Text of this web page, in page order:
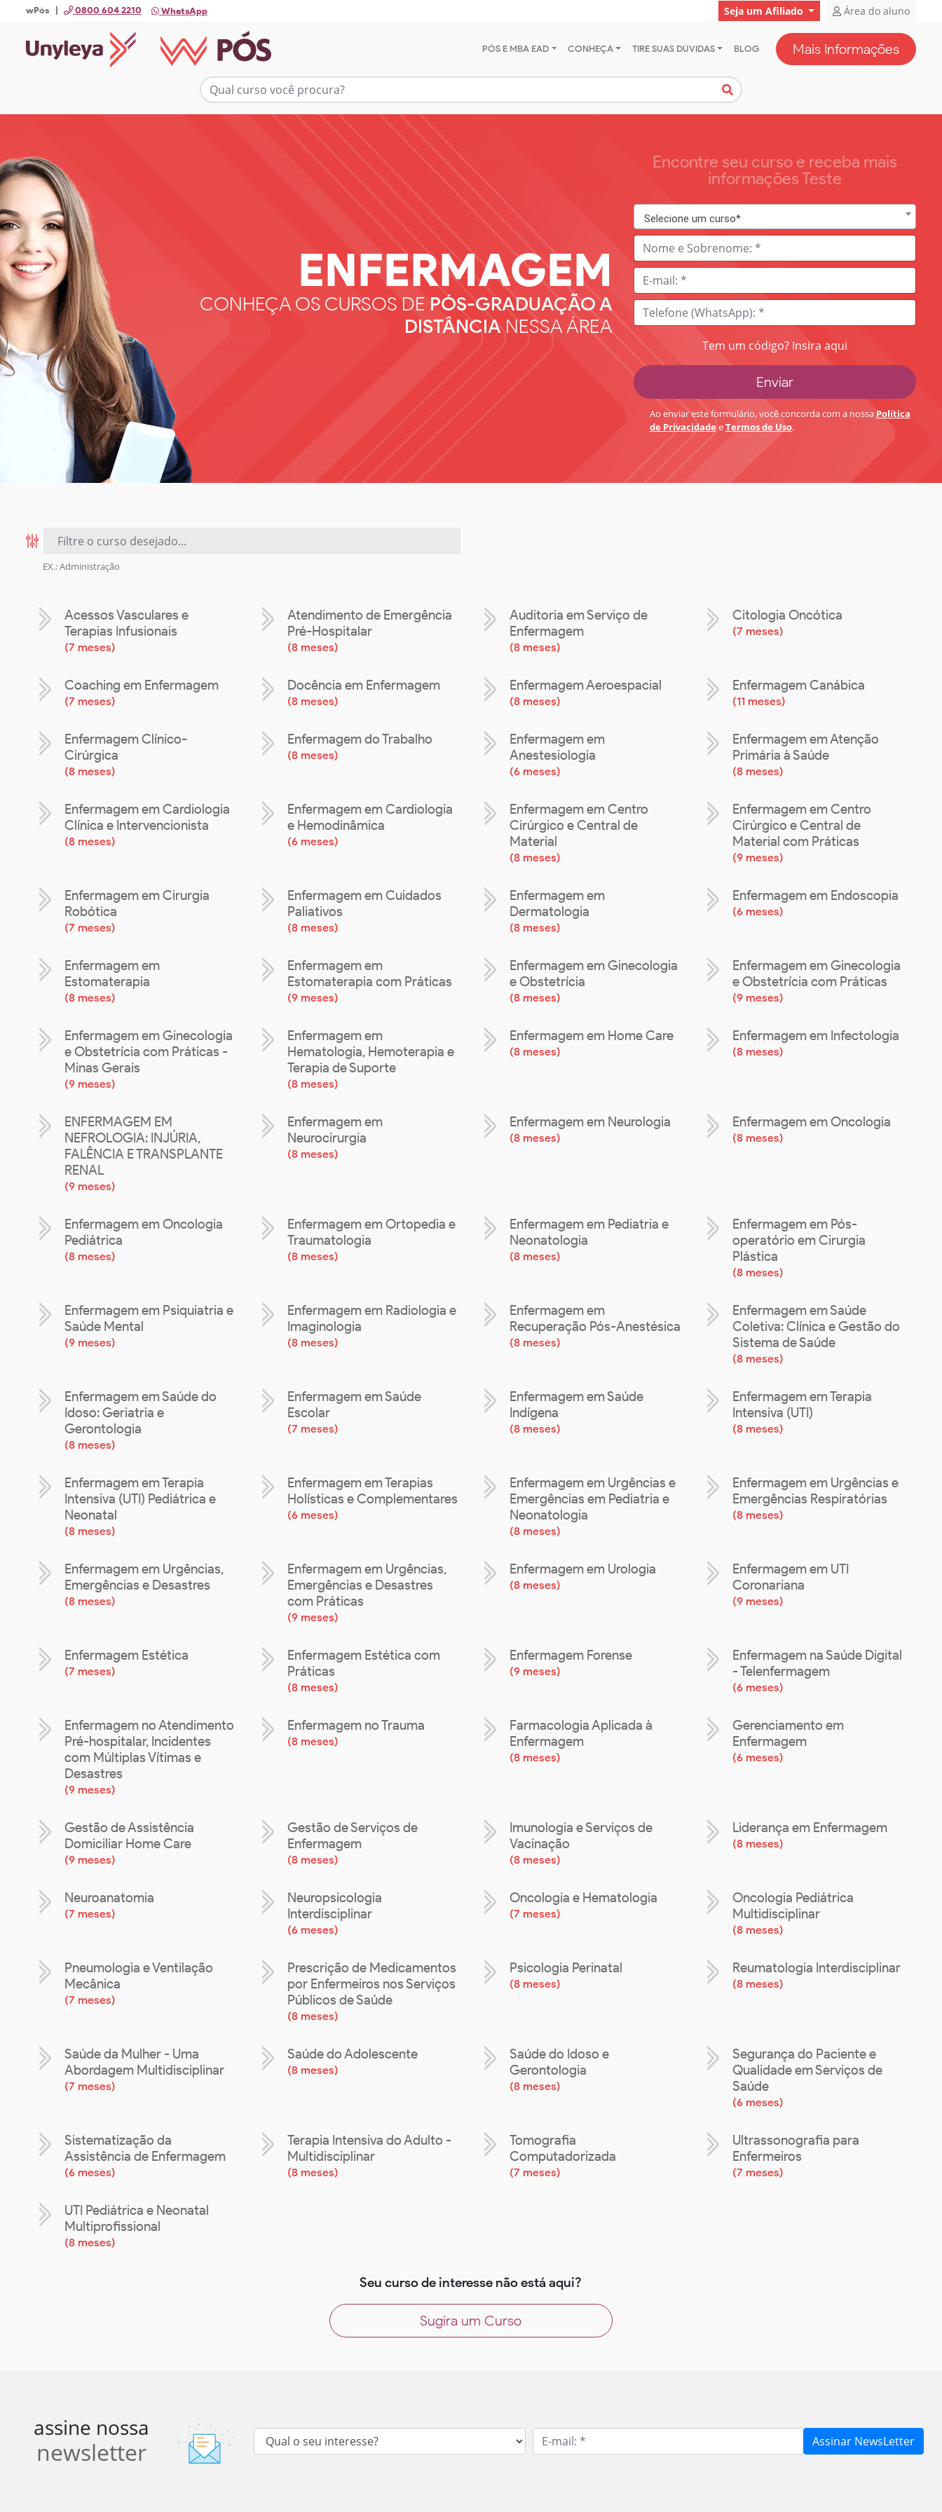
wPós | 0800 604 2210 WhatsApp Seja um Afiliado Área do aluno
PÓS E MBA EAD CONHEÇA TIRE SUAS DÚVIDAS BLOG Mais Informações
ENFERMAGEM
CONHEÇA OS CURSOS DE PÓS-GRADUAÇÃO A
DISTÂNCIANESSA ÁREA
Encontre seu curso e receba mais
informações Teste
Selecione um curso*
Tem um código? Insira aqui
Ao enviar este formulário, você concorda com a nossa Política
de Privacidade eTermos de Uso.
EX.: Administração
Acessos Vasculares e
Terapias Infusionais
(7 meses)
Atendimento de Emergência
Pré-Hospitalar
(8 meses)
Auditoria em Serviço de
Enfermagem
(8 meses)
Citologia Oncótica
(7 meses)
Coaching em Enfermagem
(7 meses)
Docência em Enfermagem
(8 meses)
Enfermagem Aeroespacial
(8 meses)
Enfermagem Canábica
(11 meses)
Enfermagem Clínico-
Cirúrgica
(8 meses)
Enfermagem do Trabalho
(8 meses)
Enfermagem em
Anestesiologia
(6 meses)
Enfermagem em Atenção
Primária à Saúde
(8 meses)
Enfermagem em Cardiologia
Clínica e Intervencionista
(8 meses)
Enfermagem em Cardiologia
e Hemodinâmica
(6 meses)
Enfermagem em Centro
Cirúrgico e Central de
Material
(8 meses)
Enfermagem em Centro
Cirúrgico e Central de
Material com Práticas
(9 meses)
Enfermagem em Cirurgia
Robótica
(7 meses)
Enfermagem em Cuidados
Paliativos
(8 meses)
Enfermagem em
Dermatologia
(8 meses)
Enfermagem em Endoscopia
(6 meses)
Enfermagem em
Estomaterapia
(8 meses)
Enfermagem em
Estomaterapia com Práticas
(9 meses)
Enfermagem em Ginecologia
e Obstetrícia
(8 meses)
Enfermagem em Ginecologia
e Obstetrícia com Práticas
(9 meses)
Enfermagem em Ginecologia
e Obstetrícia com Práticas -
Minas Gerais
(9 meses)
Enfermagem em
Hematologia, Hemoterapia e
Terapia de Suporte
(8 meses)
Enfermagem em Home Care
(8 meses)
Enfermagem em Infectologia
(8 meses)
ENFERMAGEM EM
NEFROLOGIA: INJÚRIA,
FALÊNCIA E TRANSPLANTE
RENAL
(9 meses)
Enfermagem em
Neurocirurgia
(8 meses)
Enfermagem em Neurologia
(8 meses)
Enfermagem em Oncologia
(8 meses)
Enfermagem em Oncologia
Pediátrica
(8 meses)
Enfermagem em Ortopedia e
Traumatologia
(8 meses)
Enfermagem em Pediatria e
Neonatologia
(8 meses)
Enfermagem em Pós-
operatório em Cirurgia
Plástica
(8 meses)
Enfermagem em Psiquiatria e
Saúde Mental
(9 meses)
Enfermagem em Radiologia e
Imaginologia
(8 meses)
Enfermagem em
Recuperação Pós-Anestésica
(8 meses)
Enfermagem em Saúde
Coletiva: Clínica e Gestão do
Sistema de Saúde
(8 meses)
Enfermagem em Saúde do
Idoso: Geriatria e
Gerontologia
(8 meses)
Enfermagem em Saúde
Escolar
(7 meses)
Enfermagem em Saúde
Indígena
(8 meses)
Enfermagem em Terapia
Intensiva (UTI)
(8 meses)
Enfermagem em Terapia
Intensiva (UTI) Pediátrica e
Neonatal
(8 meses)
Enfermagem em Terapias
Holísticas e Complementares
(6 meses)
Enfermagem em Urgências e
Emergências em Pediatria e
Neonatologia
(8 meses)
Enfermagem em Urgências e
Emergências Respiratórias
(8 meses)
Enfermagem em Urgências,
Emergências e Desastres
(8 meses)
Enfermagem em Urgências,
Emergências e Desastres
com Práticas
(9 meses)
Enfermagem em Urologia
(8 meses)
Enfermagem em UTI
Coronariana
(9 meses)
Enfermagem Estética
(7 meses)
Enfermagem Estética com
Práticas
(8 meses)
Enfermagem Forense
(9 meses)
Enfermagem na Saúde Digital
- Telenfermagem
(6 meses)
Enfermagem no Atendimento
Pré-hospitalar, Incidentes
com Múltiplas Vítimas e
Desastres
(9 meses)
Enfermagem no Trauma
(8 meses)
Farmacologia Aplicada à
Enfermagem
(8 meses)
Gerenciamento em
Enfermagem
(6 meses)
Gestão de Assistência
Domiciliar Home Care
(9 meses)
Gestão de Serviços de
Enfermagem
(8 meses)
Imunologia e Serviços de
Vacinação
(8 meses)
Liderança em Enfermagem
(8 meses)
Neuroanatomia
(7 meses)
Neuropsicologia
Interdisciplinar
(6 meses)
Oncologia e Hematologia
(7 meses)
Oncologia Pediátrica
Multidisciplinar
(8 meses)
Pneumologia e Ventilação
Mecânica
(7 meses)
Prescrição de Medicamentos
por Enfermeiros nos Serviços
Públicos de Saúde
(8 meses)
Psicologia Perinatal
(8 meses)
Reumatologia Interdisciplinar
(8 meses)
Saúde da Mulher - Uma
Abordagem Multidisciplinar
(7 meses)
Saúde do Adolescente
(8 meses)
Saúde do Idoso e
Gerontologia
(8 meses)
Segurança do Paciente e
Qualidade em Serviços de
Saúde
(6 meses)
Sistematização da
Assistência de Enfermagem
(6 meses)
Terapia Intensiva do Adulto -
Multidisciplinar
(8 meses)
Tomografia
Computadorizada
(7 meses)
Ultrassonografia para
Enfermeiros
(7 meses)
UTI Pediátrica e Neonatal
Multiprofissional
(8 meses)
Seu curso de interesse não está aqui?
Sugira um Curso
assine nossa
newsletter